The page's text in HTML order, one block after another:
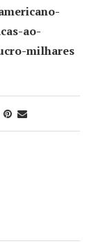
ao-
milhares